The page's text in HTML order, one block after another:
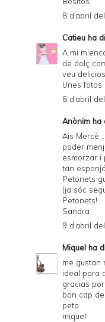
8 d’abril
Catieu ha
A mi
de dolç
veu
Unes fotos
8 d’abril
Anònim ha
Ais
poder
esmorzar i
tan
Petonets
(ja sóc
Petonets!
Sandra
9 d’abril
Miquel ha
me gustan
ideal para
gracias
bon cap
peto
miquel